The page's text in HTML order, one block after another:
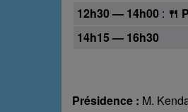
12h30 — 14h00 : 🍴
14h15 — 16h30
Présidence : M.